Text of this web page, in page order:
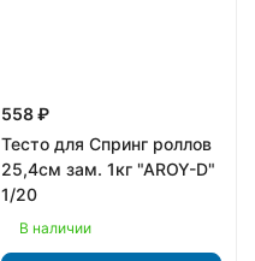
558 ₽
Тесто для Спринг роллов
25,4см зам. 1кг "AROY-D"
1/20
В наличии